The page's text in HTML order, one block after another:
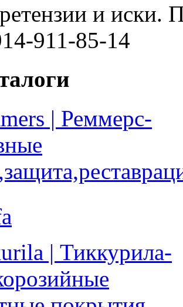
и иски.
911-85-14